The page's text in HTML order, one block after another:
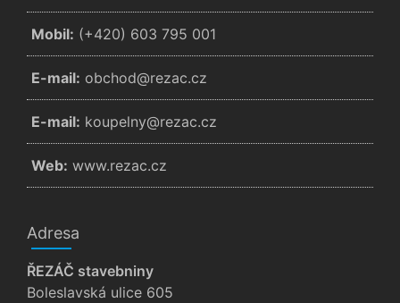
Mobil: (+420) 603 795 001
E-mail: zc.cazer@dohcbo
E-mail: zc.cazer@ynlepuok
Web: www.rezac.cz
Adresa
ŘEZÁČ stavebniny
Boleslavská ulice 605